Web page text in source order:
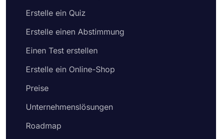
Erstelle ein Quiz
Erstelle einen Abstimmung
Einen Test erstellen
Erstelle ein Online-Shop
Preise
Unternehmenslösungen
Roadmap